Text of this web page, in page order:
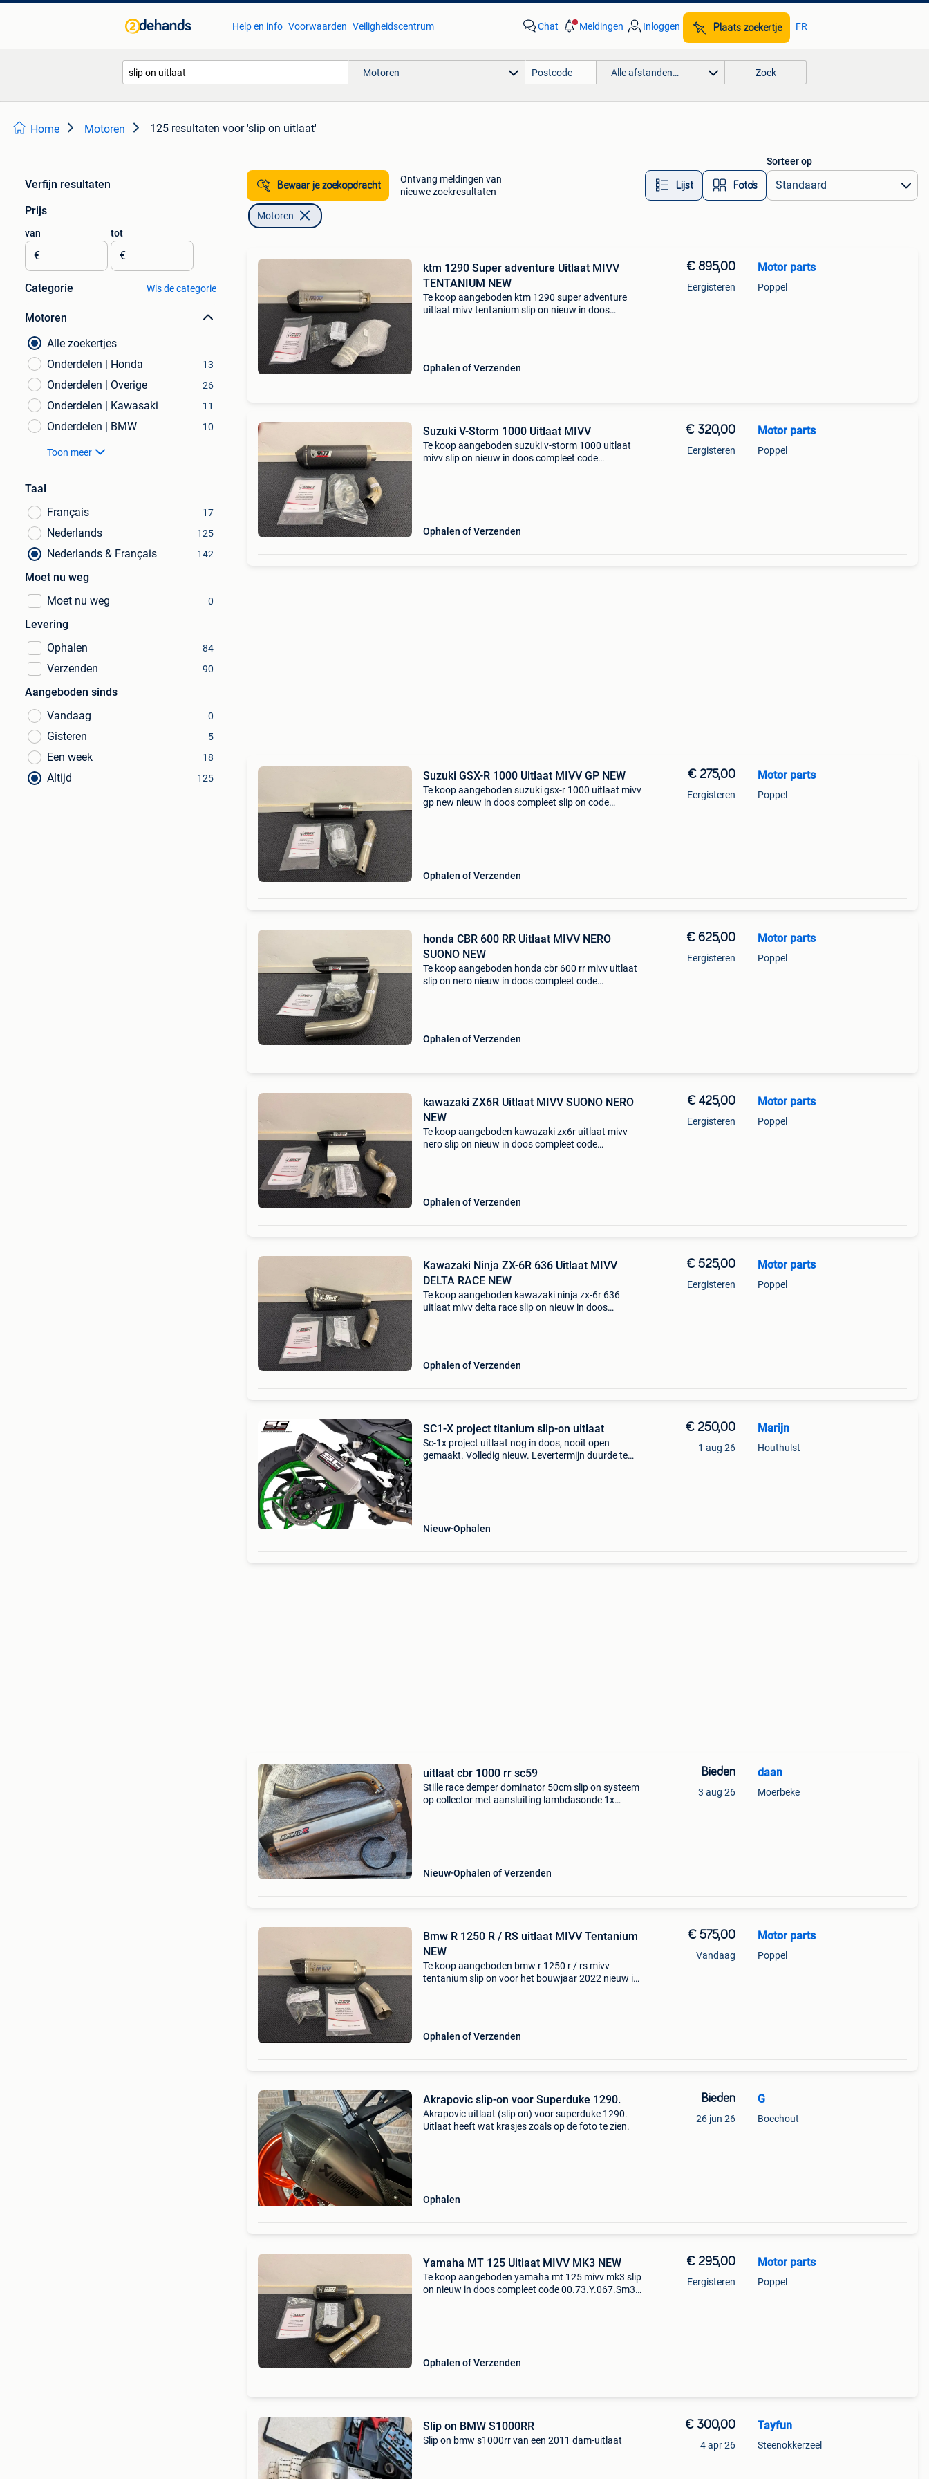
Help en info Voorwaarden Veiligheidscentrum Chat Meldingen Inloggen Plaats zoekertje FR
Motoren Alle afstanden… Zoek
Home Motoren 125 resultaten voor 'slip on uitlaat'
Verfijn resultaten
Prijs
van
€
tot
€
Categorie Wis de categorie
Motoren
Alle zoekertjes
Onderdelen | Honda
13
Onderdelen | Overige 26
Onderdelen | Kawasaki 11
Onderdelen | BMW 10
Toon meer
Taal
Français
17
Nederlands 125
Nederlands & Français 142
Moet nu weg
Moet nu weg
0
Levering
Ophalen
84
Verzenden 90
Aangeboden sinds
Vandaag
0
Gisteren 5
Een week 18
Altijd 125
Bewaar je zoekopdracht
Ontvang meldingen van
nieuwe zoekresultaten
Lijst Foto’s
Sorteer op
Motoren
ktm 1290 Super adventure Uitlaat MIVV
TENTANIUM NEW
Te koop aangeboden ktm 1290 super adventure
uitlaat mivv tentanium slip on nieuw in doos
Ophalen of Verzenden
€ 895,00
Eergisteren
Motor parts
Poppel
Suzuki V-Storm 1000 Uitlaat MIVV
Te koop aangeboden suzuki v-storm 1000 uitlaat
mivv slip on nieuw in doos compleet code
Ophalen of Verzenden
€ 320,00
Eergisteren
Motor parts
Poppel
Suzuki GSX-R 1000 Uitlaat MIVV GP NEW
Te koop aangeboden suzuki gsx-r 1000 uitlaat mivv
gp new nieuw in doos compleet slip on code
Ophalen of Verzenden
€ 275,00
Eergisteren
Motor parts
Poppel
honda CBR 600 RR Uitlaat MIVV NERO
SUONO NEW
Te koop aangeboden honda cbr 600 rr mivv uitlaat
slip on nero nieuw in doos compleet code
Ophalen of Verzenden
€ 625,00
Eergisteren
Motor parts
Poppel
kawazaki ZX6R Uitlaat MIVV SUONO NERO
NEW
Te koop aangeboden kawazaki zx6r uitlaat mivv
nero slip on nieuw in doos compleet code
Ophalen of Verzenden
€ 425,00
Eergisteren
Motor parts
Poppel
Kawazaki Ninja ZX-6R 636 Uitlaat MIVV
DELTA RACE NEW
Te koop aangeboden kawazaki ninja zx-6r 636
uitlaat mivv delta race slip on nieuw in doos
Ophalen of Verzenden
€ 525,00
Eergisteren
Motor parts
Poppel
SC1-X project titanium slip-on uitlaat
Sc-1x project uitlaat nog in doos, nooit open
gemaakt. Volledig nieuw. Levertermijn duurde te
Nieuw Ophalen
€ 250,00
1 aug 26
Marijn
Houthulst
uitlaat cbr 1000 rr sc59
Stille race demper dominator 50cm slip on systeem
op collector met aansluiting lambdasonde 1x
Nieuw Ophalen of Verzenden
Bieden
3 aug 26
daan
Moerbeke
Bmw R 1250 R / RS uitlaat MIVV Tentanium
NEW
Te koop aangeboden bmw r 1250 r / rs mivv
tentanium slip on voor het bouwjaar 2022 nieuw in
Ophalen of Verzenden
€ 575,00
Vandaag
Motor parts
Poppel
Akrapovic slip-on voor Superduke 1290.
Akrapovic uitlaat (slip on) voor superduke 1290.
Uitlaat heeft wat krasjes zoals op de foto te zien.
Ophalen
Bieden
26 jun 26
G
Boechout
Yamaha MT 125 Uitlaat MIVV MK3 NEW
Te koop aangeboden yamaha mt 125 mivv mk3 slip
on nieuw in doos compleet code 00.73.Y.067.Sm3c
Ophalen of Verzenden
€ 295,00
Eergisteren
Motor parts
Poppel
Slip on BMW S1000RR
Slip on bmw s1000rr van een 2011 dam-uitlaat
€ 300,00
4 apr 26
Tayfun
Steenokkerzeel